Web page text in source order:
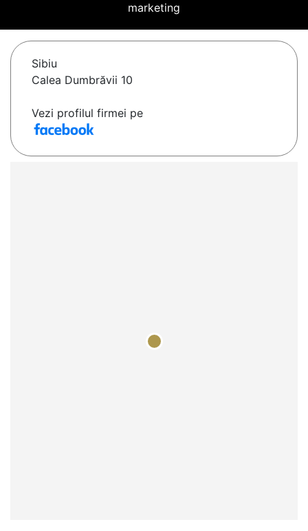
marketing
Sibiu
Calea Dumbrăvii 10
Vezi profilul firmei pe